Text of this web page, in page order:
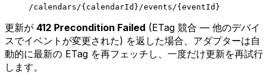
/calendars/{calendarId}/events/{eventId}
更新が 412 Precondition Failed (ETag 競合 — 他のデバイ
スでイベントが変更された) を返した場合、アダプターは自
動的に最新の ETag を再フェッチし、一度だけ更新を再試行
します。